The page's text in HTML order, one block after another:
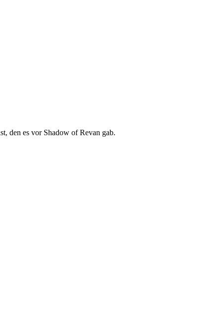
den es vor Shadow of Revan gab.